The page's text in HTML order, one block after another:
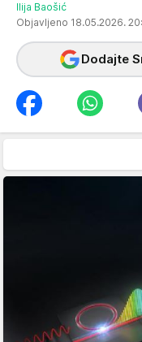
Ilija Baošić
Objavljeno 18.05.2026.
Dodajte